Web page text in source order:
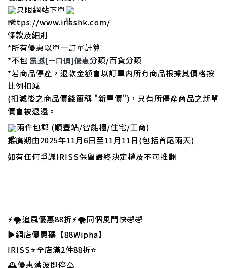
只限網站下單
https://www.irisshk.com/
條款及細則
*所有優惠以單一訂單計算
*不包 震撼[一口價]優惠分類/百貨分類
*若商品停產，退款金額會以訂單内所有商品根據其價格按
比例扣減
(扣減後之商品價錢簡稱 "新單價")，只有所停產商品之新單
價會被退還。
兩件包郵 (順豐站/智能櫃/住宅/工商)
推廣期由2025年11月6日至11月11日(包括首尾兩天)
如有任何爭議IRISS保留最終決定權及不可推翻
⚡️🌪️追風優惠88折⚡️🌪️同個風鬥快🤣🤣
▶網店優惠碼【88Wipha】
IRISS⭐全店滿2件88折⭐
🕰️優惠落波即停⚠️